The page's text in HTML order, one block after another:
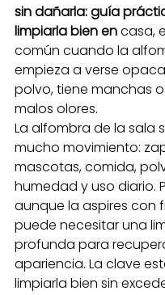
sin dañarla: guía
limpiarla bien en casa,
común cuando la
empieza a verse
polvo, tiene manchas
malos olores.
La alfombra de la sala
mucho movimiento:
mascotas, comida,
humedad y uso diario.
aunque la aspires con
puede necesitar una
profunda para
apariencia. La clave
limpiarla bien sin